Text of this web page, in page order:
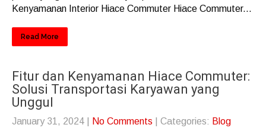
Kenyamanan Interior Hiace Commuter Hiace Commuter...
Read More
Fitur dan Kenyamanan Hiace Commuter:
Solusi Transportasi Karyawan yang
Unggul
January 31, 2024 No Comments | Categories: Blog